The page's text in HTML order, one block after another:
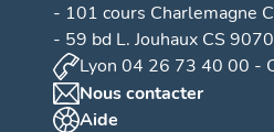
- 101 cours Charlemagne
- 59 bd L. Jouhaux CS
Lyon 04 26 73 40 00 -
Nous contacter
Aide